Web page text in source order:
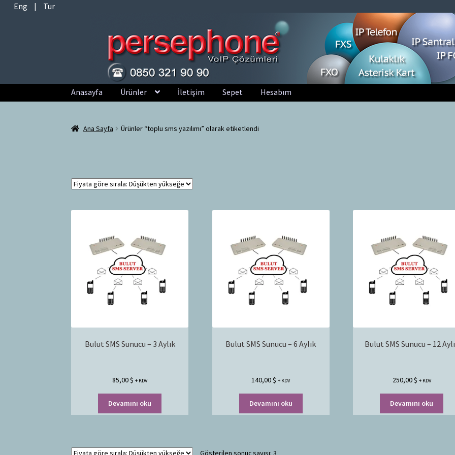
Eng | Tur
Dolaşıma
geç
İçeriğe
geç
Anasayfa Ürünler İletişim Sepet Hesabım
Ana Sayfa Ürünler “toplu sms yazılımı” olarak etiketlendi
Bulut SMS Sunucu – 3 Aylık
85,00$ + KDV
Devamını oku
Bulut SMS Sunucu – 6 Aylık
140,00$ + KDV
Devamını oku
Bulut SMS Sunucu – 12
250,00$ + KDV
Devamını oku
Gösterilen sonuç sayısı: 3